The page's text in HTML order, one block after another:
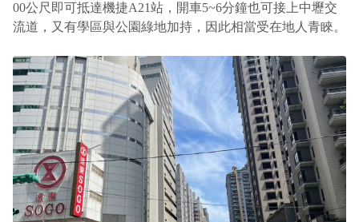
00公尺即可抵達機捷A21站，開車5~6分鐘也可接上中壢交
流道，又有學區與公園綠地加持，因此相當受在地人青睞。